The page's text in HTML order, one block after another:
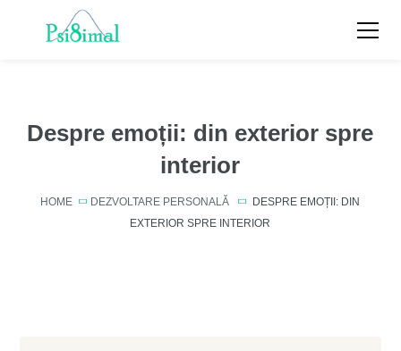
Despre emoții: din exterior spre
interior
HOME DEZVOLTARE PERSONALĂ
DESPRE EMOȚII: DIN
EXTERIOR SPRE INTERIOR